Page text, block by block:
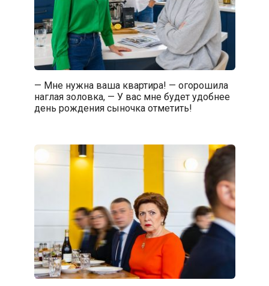
— Мне нужна ваша квартира! — огорошила
наглая золовка, — У вас мне будет удобнее
день рождения сыночка отметить!